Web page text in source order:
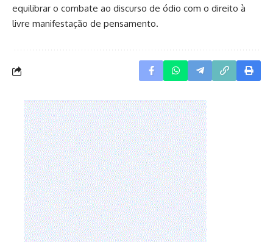
equilibrar o combate ao discurso de ódio com o direito à
livre manifestação de pensamento.